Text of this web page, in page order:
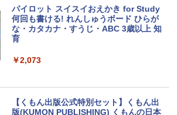
教育者のためのコーチング入門
￥2,530
こと (講談社現代新書 2787)
パイロット スイスイおえかき for Study
何回も書ける! れんしゅうボード ひらが
な・カタカナ・すうじ・ABC 3歳以上 知
育
￥2,073
【くもん出版公式特別セット】くもん出
版(KUMON PUBLISHING) くもんの日本